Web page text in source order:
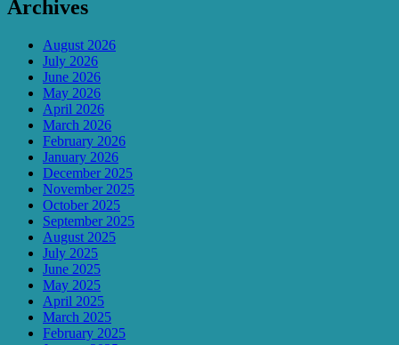
Archives
August 2026
July 2026
June 2026
May 2026
April 2026
March 2026
February 2026
January 2026
December 2025
November 2025
October 2025
September 2025
August 2025
July 2025
June 2025
May 2025
April 2025
March 2025
February 2025